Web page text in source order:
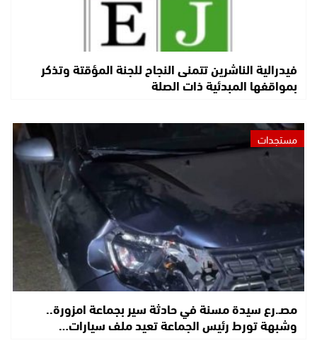
فيدرالية الناشرين تتمنى النجاح للجنة المؤقتة وتذكر
بمواقفها المبدئية ذات الصلة
مستجدات
مصـ.رع سيدة مسنة في حادثة سير بجماعة امزورة..
وشبهة تورط رئيس الجماعة تعيد ملف سيارات…